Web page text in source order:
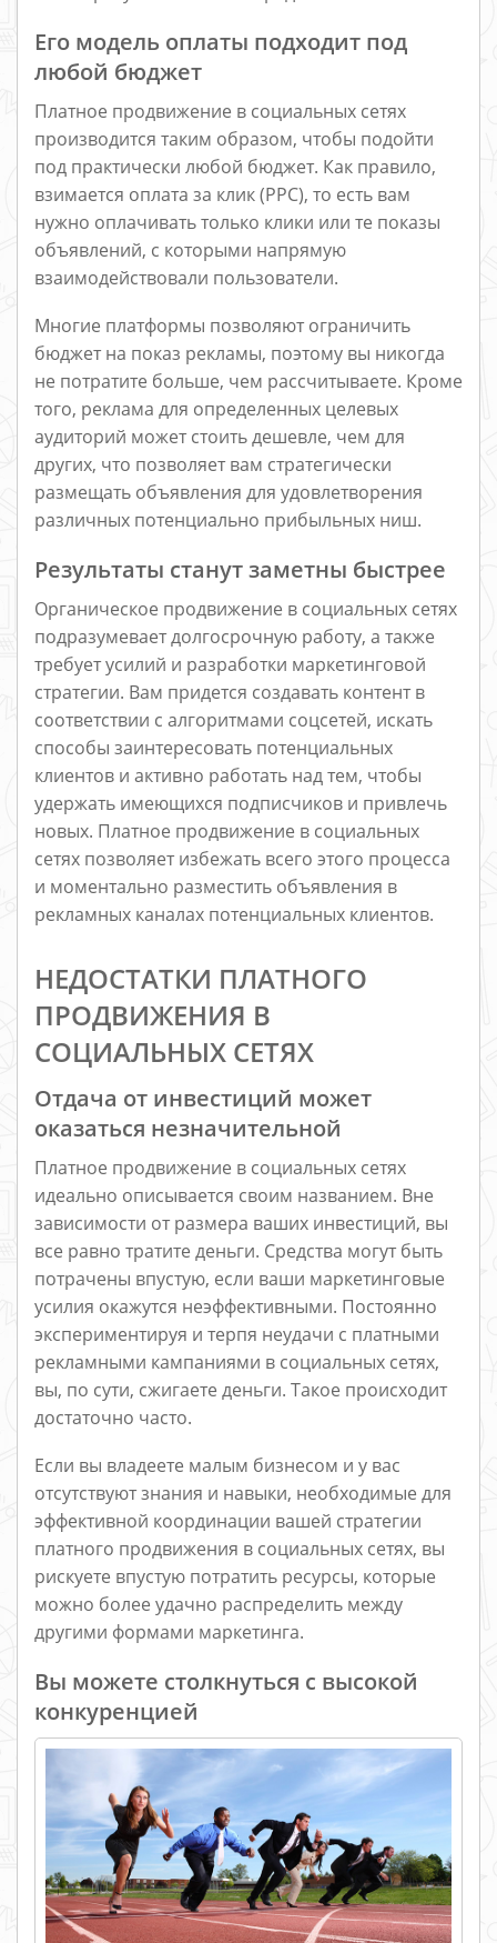
Его модель оплаты подходит под
любой бюджет
Платное продвижение в социальных сетях
производится таким образом, чтобы подойти
под практически любой бюджет. Как правило,
взимается оплата за клик (PPC), то есть вам
нужно оплачивать только клики или те показы
объявлений, с которыми напрямую
взаимодействовали пользователи.
Многие платформы позволяют ограничить
бюджет на показ рекламы, поэтому вы никогда
не потратите больше, чем рассчитываете. Кроме
того, реклама для определенных целевых
аудиторий может стоить дешевле, чем для
других, что позволяет вам стратегически
размещать объявления для удовлетворения
различных потенциально прибыльных ниш.
Результаты станут заметны быстрее
Органическое продвижение в социальных сетях
подразумевает долгосрочную работу, а также
требует усилий и разработки маркетинговой
стратегии. Вам придется создавать контент в
соответствии с алгоритмами соцсетей, искать
способы заинтересовать потенциальных
клиентов и активно работать над тем, чтобы
удержать имеющихся подписчиков и привлечь
новых. Платное продвижение в социальных
сетях позволяет избежать всего этого процесса
и моментально разместить объявления в
рекламных каналах потенциальных клиентов.
НЕДОСТАТКИ ПЛАТНОГО
ПРОДВИЖЕНИЯ В
СОЦИАЛЬНЫХ СЕТЯХ
Отдача от инвестиций может
оказаться незначительной
Платное продвижение в социальных сетях
идеально описывается своим названием. Вне
зависимости от размера ваших инвестиций, вы
все равно тратите деньги. Средства могут быть
потрачены впустую, если ваши маркетинговые
усилия окажутся неэффективными. Постоянно
экспериментируя и терпя неудачи с платными
рекламными кампаниями в социальных сетях,
вы, по сути, сжигаете деньги. Такое происходит
достаточно часто.
Если вы владеете малым бизнесом и у вас
отсутствуют знания и навыки, необходимые для
эффективной координации вашей стратегии
платного продвижения в социальных сетях, вы
рискуете впустую потратить ресурсы, которые
можно более удачно распределить между
другими формами маркетинга.
Вы можете столкнуться с высокой
конкуренцией